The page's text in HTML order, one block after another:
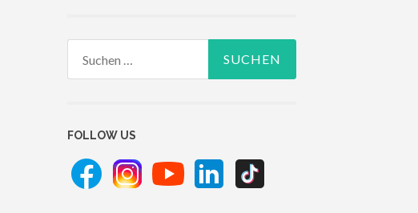
FOLLOW US